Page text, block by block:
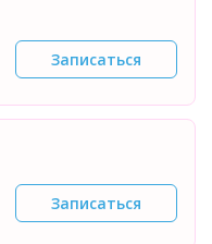
Записаться
Записаться